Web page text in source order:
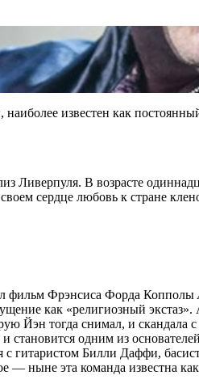
известен как
Ливерпуля. В возрасте
сердце любовь к стране
фильм Фрэнсиса Форда Копполы
как «религиозный
Йэн тогда снимал, и
становится одним из
с гитаристом Билли Даффи,
— ныне эта команда известна